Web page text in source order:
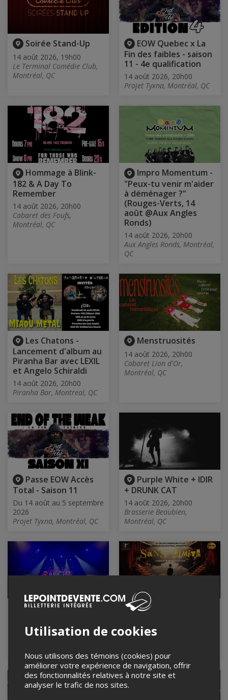
Soirée Stand-Up
14 août 2026, 19h00
Le Terminal Comédie Club,
Montréal, QC
EOW Quebec x La
Fin des faibles - saison
11 - 4e qualification
14 août 2026, 20h00
Projet Tyxna, Montréal, QC
Hommage à Blink-
182 & A Day To
Remember
14 août 2026, 20h00
Cabaret des Foufs,
Montréal, QC
Impro Momentum -
"Peux-tu venir m'aider
à déménager ?"
(Rouges-Verts, 14
août @Aux Angles
Ronds)
14 août 2026, 20h00
Aux Angles Ronds, Montréal,
QC
Les Chatons -
Lancement d'album au
Piranha Bar avec LEXIL
et Angelo Schiraldi
14 août 2026, 20h00
Piranha Bar, Montreal, QC
Menstruosités
14 août 2026, 20h00
Cabaret Lion d'Or,
Montréal, QC
Passe EOW Accès
Total - Saison 11
Du 14 août au 5 septembre
2026
Projet Tyxna, Montréal, QC
Purple White + IDIR
+ DRUNK CAT
14 août 2026, 20h00
Brasserie Beaubien,
Montréal, QC
Rakcha Band
Ausgang Plaza, Montréal,
SANS LIMITE :
14 août 2026, 20h00
Utilisation de cookies
Nous utilisons des témoins (cookies) pour
améliorer votre expérience de navigation, offrir
des fonctionnalités relatives à notre site et
analyser le trafic de nos sites.